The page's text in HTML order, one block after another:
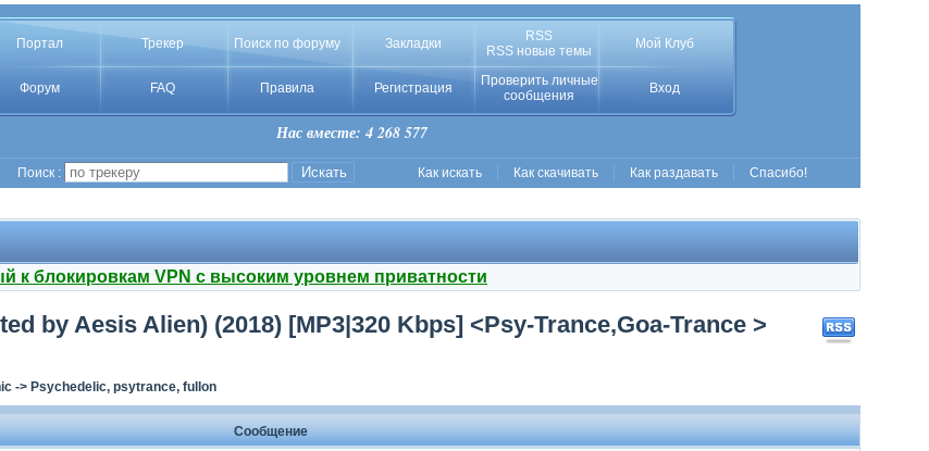
Портал Трекер Поиск по форуму Закладки
RSS
RSS новые темы
Мой Клуб
Форум FAQ Правила Регистрация
Проверить личные
сообщения
Вход
Нас вместе: 4 268 577
Поиск : Как искать Как скачивать Как раздавать Спасибо!
к блокировкам VPN с высоким уровнем приватности
by Aesis Alien) (2018) [MP3|320 Kbps] <Psy-Trance,Goa-Trance >
-> Psychedelic, psytrance, fullon
Сообщение